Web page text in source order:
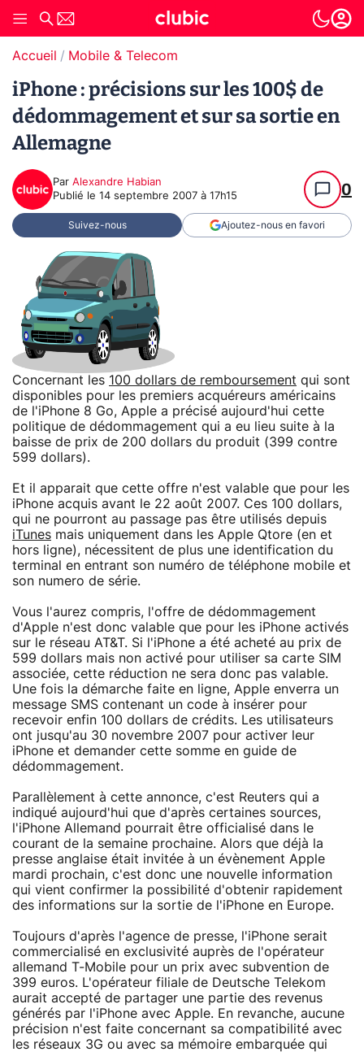
Accueil Mobile & Telecom
iPhone : précisions sur les 100$ de
dédommagement et sur sa sortie en
Allemagne
Par Alexandre Habian
Publié le 14 septembre 2007 à 17h15 0
Suivez-nous Ajoutez-nous en favori
Concernant les 100 dollars de remboursement qui sont
disponibles pour les premiers acquéreurs américains
de l'iPhone 8 Go, Apple a précisé aujourd'hui cette
politique de dédommagement qui a eu lieu suite à la
baisse de prix de 200 dollars du produit (399 contre
599 dollars).
Et il apparait que cette offre n'est valable que pour les
iPhone acquis avant le 22 août 2007. Ces 100 dollars,
qui ne pourront au passage pas être utilisés depuis
iTunes mais uniquement dans les Apple Qtore (en et
hors ligne), nécessitent de plus une identification du
terminal en entrant son numéro de téléphone mobile et
son numero de série.
Vous l'aurez compris, l'offre de dédommagement
d'Apple n'est donc valable que pour les iPhone activés
sur le réseau AT&T. Si l'iPhone a été acheté au prix de
599 dollars mais non activé pour utiliser sa carte SIM
associée, cette réduction ne sera donc pas valable.
Une fois la démarche faite en ligne, Apple enverra un
message SMS contenant un code à insérer pour
recevoir enfin 100 dollars de crédits. Les utilisateurs
ont jusqu'au 30 novembre 2007 pour activer leur
iPhone et demander cette somme en guide de
dédommagement.
Parallèlement à cette annonce, c'est Reuters qui a
indiqué aujourd'hui que d'après certaines sources,
l'iPhone Allemand pourrait être officialisé dans le
courant de la semaine prochaine. Alors que déjà la
presse anglaise était invitée à un évènement Apple
mardi prochain, c'est donc une nouvelle information
qui vient confirmer la possibilité d'obtenir rapidement
des informations sur la sortie de l'iPhone en Europe.
Toujours d'après l'agence de presse, l'iPhone serait
commercialisé en exclusivité auprès de l'opérateur
allemand T-Mobile pour un prix avec subvention de
399 euros. L'opérateur filiale de Deutsche Telekom
aurait accepté de partager une partie des revenus
générés par l'iPhone avec Apple. En revanche, aucune
précision n'est faite concernant sa compatibilité avec
les réseaux 3G ou avec sa mémoire embarquée qui